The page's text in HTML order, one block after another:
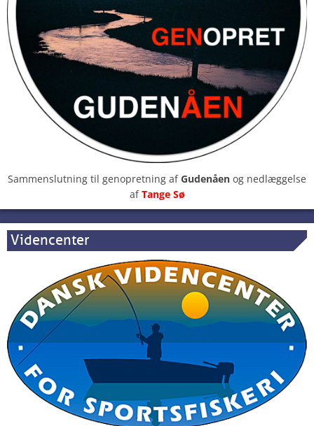
Sammenslutning til genopretning afGudenåen og nedlæggelse
afTange Sø
Videncenter